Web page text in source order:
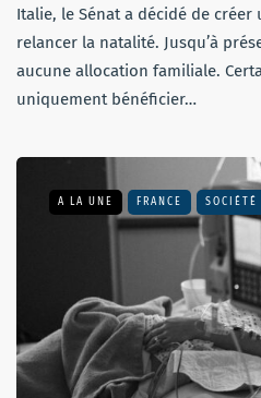
Italie, le Sénat a décidé de
relancer la natalité. Jusqu’à
aucune allocation familiale.
uniquement bénéficier…
A LA UNE FRANCE SOCIÉTÉ